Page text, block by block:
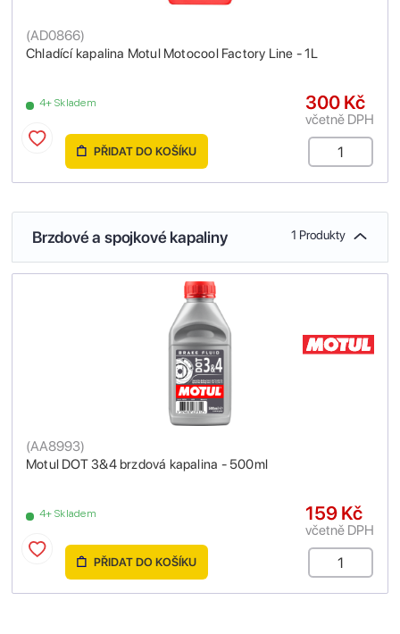
Chladící kapalina Motul Motocool Factory Line - 1L
(AD0866)
4+ Skladem 300 Kč
včetně DPH
PŘIDAT DO KOŠÍKU
Brzdové a spojkové kapaliny 1 Produkty
Motul DOT 3&4 brzdová kapalina - 500ml
(AA8993)
4+ Skladem 159 Kč
včetně DPH
PŘIDAT DO KOŠÍKU